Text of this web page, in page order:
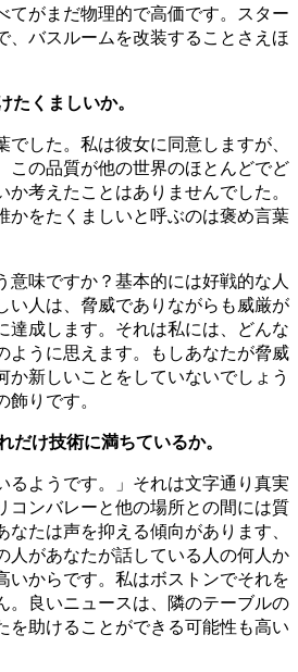
てがまだ物理的で高価です。スター
、バスルームを改装することさえほ
たくましいか。
した。私は彼女に同意しますが、
この品質が他の世界のほとんどでど
考えたことはありませんでした。
かをたくましいと呼ぶのは褒め言葉
意味ですか？基本的には好戦的な人
い人は、脅威でありながらも威厳が
達成します。それは私には、どんな
ように思えます。もしあなたが脅威
か新しいことをしていないでしょう
りです。
だけ技術に満ちているか。
るようです。」それは文字通り真実
コンバレーと他の場所との間には質
たは声を抑える傾向があります、
人があなたが話している人の何人か
いからです。私はボストンでそれを
。良いニュースは、隣のテーブルの
を助けることができる可能性も高い